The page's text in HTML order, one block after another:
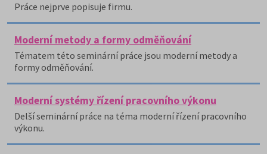
Práce nejprve popisuje firmu.
Moderní metody a formy odměňování
Tématem této seminární práce jsou moderní metody a
formy odměňování.
Moderní systémy řízení pracovního výkonu
Delší seminární práce na téma moderní řízení pracovního
výkonu.